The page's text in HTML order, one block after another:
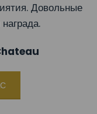
Довольные